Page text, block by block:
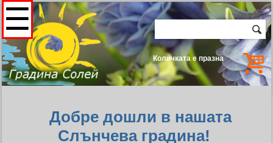
Количката е празна
☰
Добре дошли в нашата
Слънчева градина!